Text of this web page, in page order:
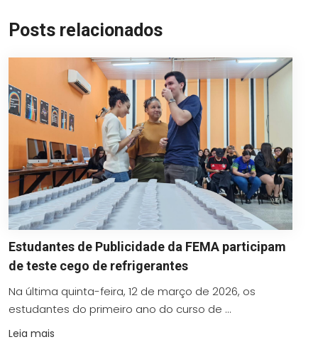
Posts relacionados
Estudantes de Publicidade da FEMA participam
de teste cego de refrigerantes
Na última quinta-feira, 12 de março de 2026, os
estudantes do primeiro ano do curso de ...
Leia mais